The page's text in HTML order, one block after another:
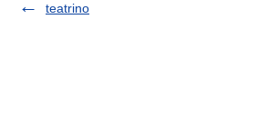
teatrino